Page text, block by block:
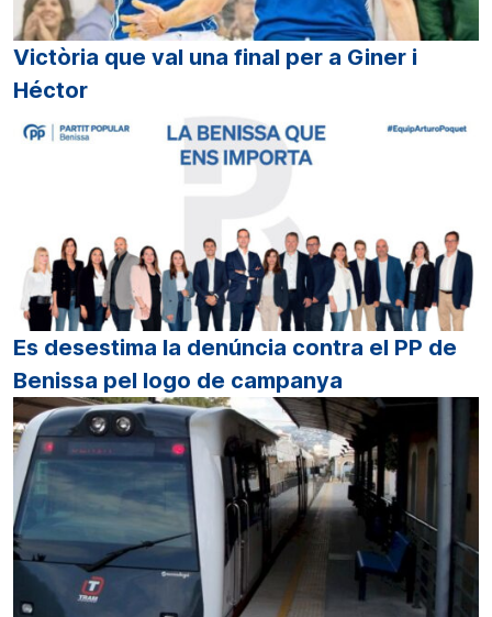
Victòria que val una final per a Giner i
Héctor
Es desestima la denúncia contra el PP de
Benissa pel logo de campanya